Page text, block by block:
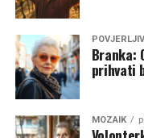
Branka:
prihvati
MOZAIK